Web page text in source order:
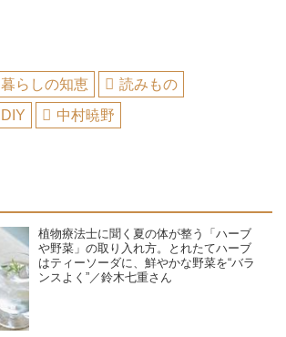
暮らしの知恵
読みもの
DIY 中村暁野
植物療法士に聞く夏の体が整う「ハーブ
や野菜」の取り入れ方。とれたてハーブ
はティーソーダに、鮮やかな野菜を“バラ
ンスよく”／鈴木七重さん